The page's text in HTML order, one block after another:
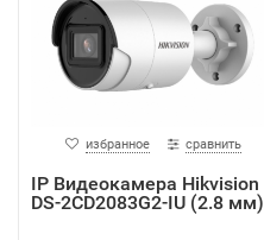
избранное сравнить
IP Видеокамера Hikvision
DS-2CD2083G2-IU (2.8 мм)